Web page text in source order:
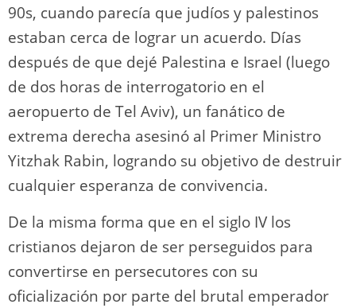
90s, cuando parecía que judíos y palestinos
estaban cerca de lograr un acuerdo. Días
después de que dejé Palestina e Israel (luego
de dos horas de interrogatorio en el
aeropuerto de Tel Aviv), un fanático de
extrema derecha asesinó al Primer Ministro
Yitzhak Rabin, logrando su objetivo de destruir
cualquier esperanza de convivencia.
De la misma forma que en el siglo IV los
cristianos dejaron de ser perseguidos para
convertirse en persecutores con su
oficialización por parte del brutal emperador